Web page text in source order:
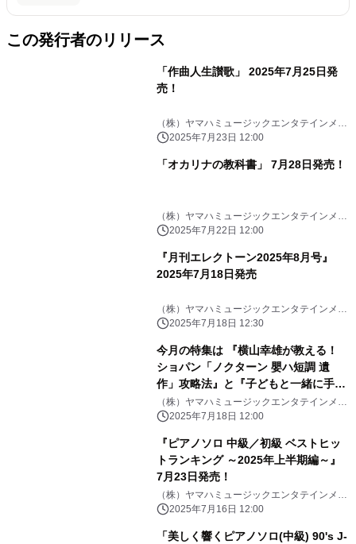
この発行者のリリース
「作曲人生讃歌」 2025年7月25日発
売！
（株）ヤマハミュージックエンタテインメン
トHD2025年7月23日 12:00
「オカリナの教科書」 7月28日発売！
（株）ヤマハミュージックエンタテインメン
トHD2025年7月22日 12:00
『月刊エレクトーン2025年8月号』
2025年7月18日発売
（株）ヤマハミュージックエンタテインメン
トHD2025年7月18日 12:30
今月の特集は 『横山幸雄が教える！
ショパン「ノクターン 嬰ハ短調 遺
作」攻略法』と『子どもと一緒に手作
り楽器で遊ぼう！』「月刊ピアノ
2025年8月号」 2025年7月18日発売
（株）ヤマハミュージックエンタテインメン
トHD2025年7月18日 12:00
『ピアノソロ 中級／初級 ベストヒッ
トランキング ～2025年上半期編～』
7月23日発売！
（株）ヤマハミュージックエンタテインメン
トHD2025年7月16日 12:00
「美しく響くピアノソロ(中級) 90's J-